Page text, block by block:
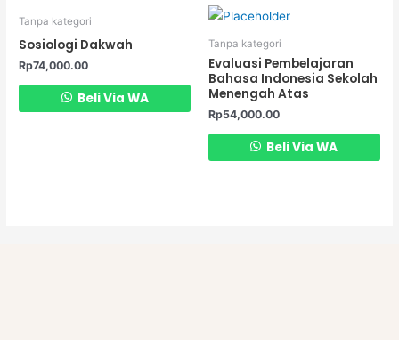
Tanpa kategori
Sosiologi Dakwah
Rp74,000.00
Beli Via WA
Tanpa kategori
Evaluasi Pembelajaran
Bahasa Indonesia Sekolah
Menengah Atas
Rp54,000.00
Beli Via WA